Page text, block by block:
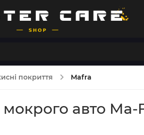
покриття Mafra
авто Ma-